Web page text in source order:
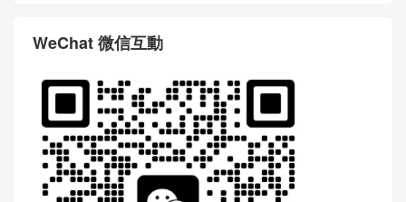
WeChat 微信互動